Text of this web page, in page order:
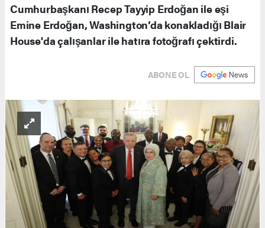
Cumhurbaşkanı Recep Tayyip Erdoğan ile eşi
Emine Erdoğan, Washington’da konakladığı Blair
House'da çalışanlar ile hatıra fotoğrafı çektirdi.
ABONE OL